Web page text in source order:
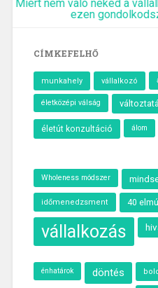
Miért nem való neked a
ezen
CÍMKEFELHŐ
munkahely vállalkozó
életközépi válság
életút konzultáció álom
Wholeness módszer
időmenedzsment 40
vállalkozás
énhatárok döntés